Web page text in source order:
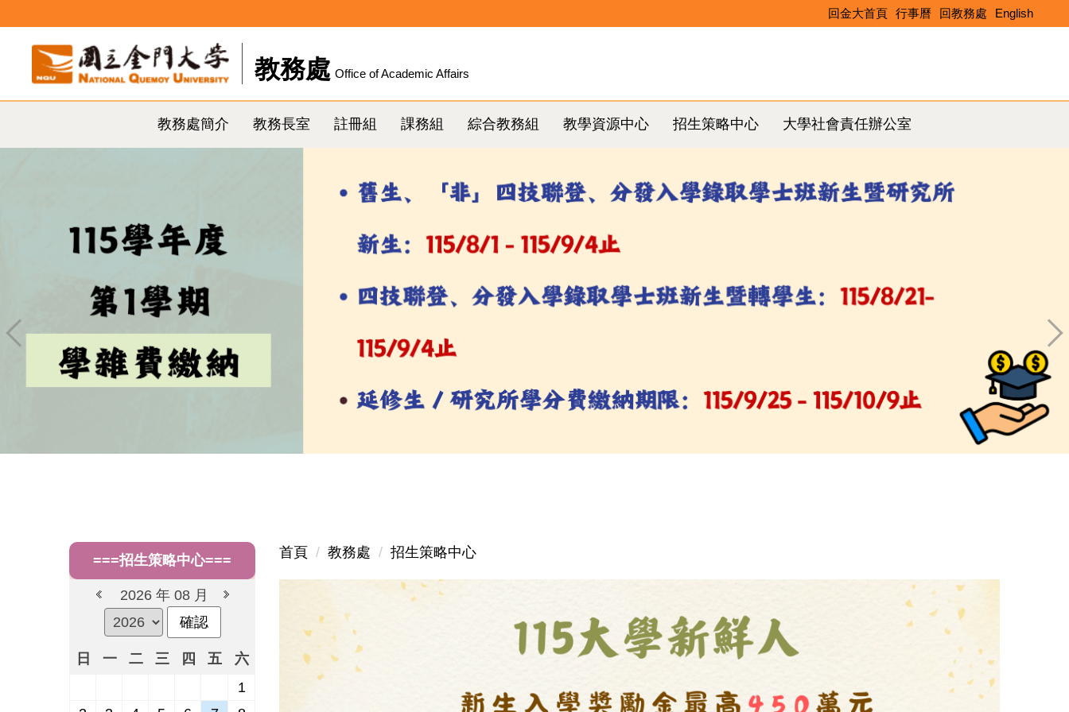
內
教務處 Office of Academic Affairs
教務處簡介 教務長室 註冊組 課務組 綜合教務組 教學資源中心 招生策略中心 大學社會責任辦公室
回金大首頁 行事曆 回教務處 English
===招生策略中心===
2026 年 08 月
確認
日 一 二 三 四 五
六
1
首頁 教務處 招生策略中心